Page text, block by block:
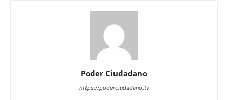
Poder Ciudadano
https://poderciudadano.tv